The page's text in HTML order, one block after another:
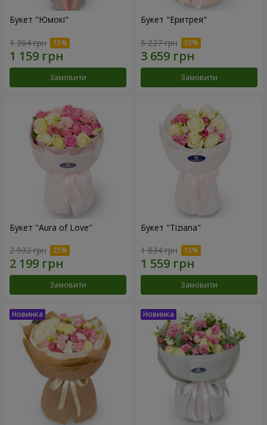
Букет "Юмокі"
1 364 грн
Замовити
Букет "Еритрея"
5 227 грн
Замовити
Букет "Aura of Love"
2 932 грн
Замовити
Букет "Tiziana"
1 834 грн
Замовити